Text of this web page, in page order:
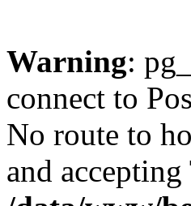
Warning:
connect to
No route to
and